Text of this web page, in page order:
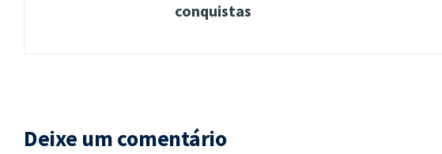
conquistas
Deixe um comentário